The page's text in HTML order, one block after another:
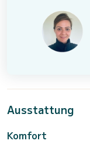
Ausstattung
Komfort